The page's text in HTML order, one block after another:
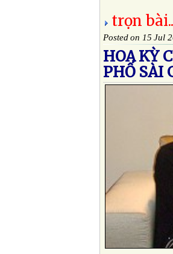
trọn
Posted on 15 Jul
HOA KỲ
PHỐ SÀI